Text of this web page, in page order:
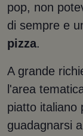
pop, non
di sempre e
pizza.
A grande
l'area
piatto italiano
guadagnarsi